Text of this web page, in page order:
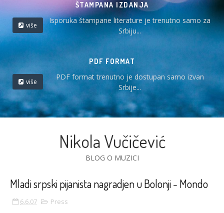
ŠTAMPANA IZDANJA
više
Isporuka štampane literature je trenutno samo za
Srbiju...
PDF FORMAT
više
PDF format trenutno je dostupan samo izvan
Srbije...
Nikola Vučičević
BLOG O MUZICI
Mladi srpski pijanista nagradjen u Bolonji - Mondo
6.6.07 Press